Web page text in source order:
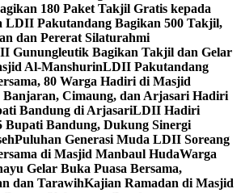
180 Paket Takjil Gratis kepada
LDII Pakutandang Bagikan 500 Takjil,
dan Pererat Silaturahmi
Gunungleutik Bagikan Takjil dan Gelar
Al-ManshurinLDII Pakutandang
80 Warga Hadiri di Masjid
Cimaung, dan Arjasari Hadiri
Bandung di ArjasariLDII Hadiri
Bupati Bandung, Dukung Sinergi
Puluhan Generasi Muda LDII Soreang
di Masjid Manbaul HudaWarga
Gelar Buka Puasa Bersama,
dan TarawihKajian Ramadan di Masjid